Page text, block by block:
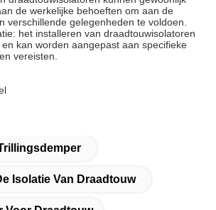
de werkelijke behoeften om aan de
verschillende gelegenheden te voldoen.
het installeren van draadtouwisolatoren
kan worden aangepast aan specifieke
vereisten.
Isolatie Van Draadtouw